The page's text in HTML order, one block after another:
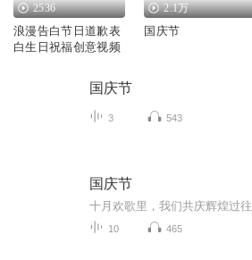
2536
浪漫告白节日道歉表
白生日祝福创意视频
2.1万
国庆节
国庆节
3 543
国庆节
10 465